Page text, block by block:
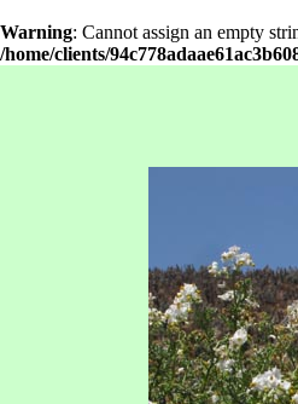
Warning: Cannot assign an empty
/home/clients/